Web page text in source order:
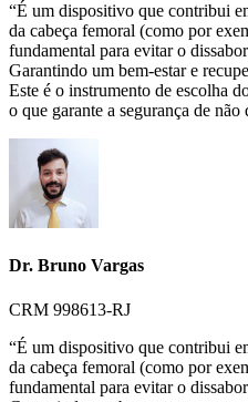
“É um dispositivo que contribui
da cabeça femoral (como por
fundamental para evitar o
Garantindo um bem-estar e
Este é o instrumento de escolha
o que garante a segurança de
Dr. Bruno Vargas
CRM 998613-RJ
“É um dispositivo que contribui
da cabeça femoral (como por
fundamental para evitar o